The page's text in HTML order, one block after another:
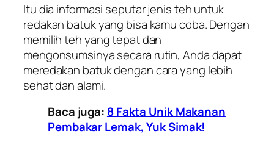
Itu dia informasi seputar jenis teh untuk
redakan batuk yang bisa kamu coba. Dengan
memilih teh yang tepat dan
mengonsumsinya secara rutin, Anda dapat
meredakan batuk dengan cara yang lebih
sehat dan alami.
Baca juga: 8 Fakta Unik Makanan
Pembakar Lemak, Yuk Simak!